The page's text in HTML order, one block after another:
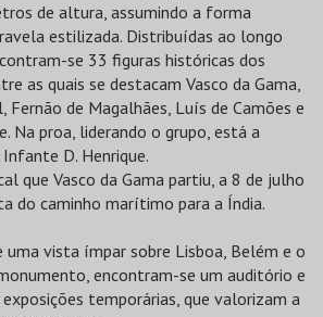
de altura, assumindo a forma
estilizada. Distribuídas ao longo
se 33 figuras históricas dos
as quais se destacam Vasco da Gama,
Fernão de Magalhães, Luís de Camões e
Na proa, liderando o grupo, está a
D. Henrique.
que Vasco da Gama partiu, a 8 de julho
do caminho marítimo para a Índia.
uma vista ímpar sobre Lisboa, Belém e o
encontram-se um auditório e
temporárias, que valorizam a